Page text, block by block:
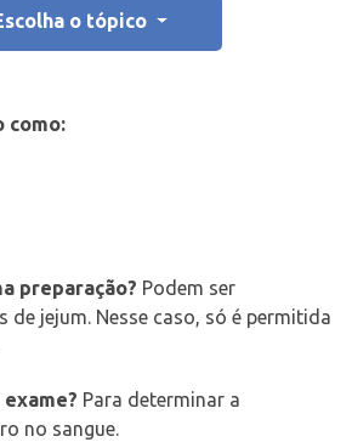
o tópico
como:
preparação? Podem ser
de jejum. Nesse caso, só é permitida
Para determinar a
no sangue.